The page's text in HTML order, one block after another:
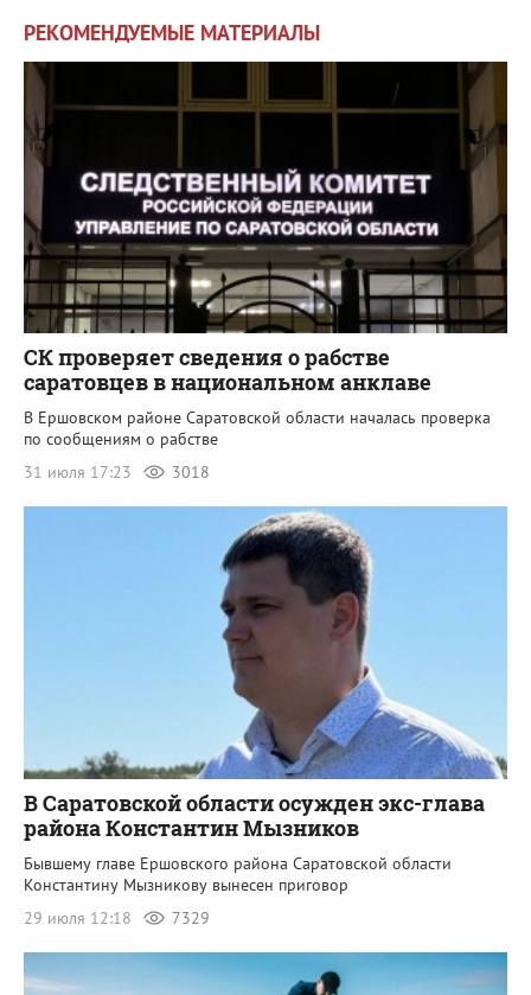
РЕКОМЕНДУЕМЫЕ МАТЕРИАЛЫ
СК проверяет сведения о рабстве
саратовцев в национальном анклаве
В Ершовском районе Саратовской области началась проверка
по сообщениям о рабстве
31 июля 17:23
3018
В Саратовской области осужден экс-глава
района Константин Мызников
Бывшему главе Ершовского района Саратовской области
Константину Мызникову вынесен приговор
29 июля 12:18
7329